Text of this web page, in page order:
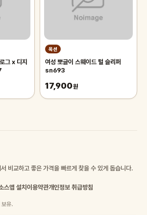
그 x 디지
옥션
여성 뽀글이 스웨이드 털 슬리퍼
sn693
17,900원
비교하고 좋은 가격을 빠르게 찾을 수 있게 돕습니다.
스앱 설치 이용약관개인정보 취급방침
유.